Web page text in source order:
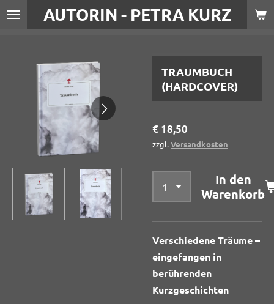
Zum
Hauptinhalt
AUTORIN - PETRA KURZ
TRAUMBUCH
(HARDCOVER)
€ 18,50
zzgl.Versandkosten
In den
Warenkorb
Verschiedene Träume –
eingefangen in
berührenden
Kurzgeschichten